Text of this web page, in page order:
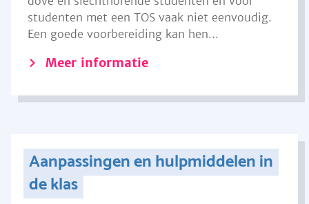
studenten met een TOS vaak niet eenvoudig.
Een goede voorbereiding kan hen...
Meer informatie
Aanpassingen en hulpmiddelen in
de klas